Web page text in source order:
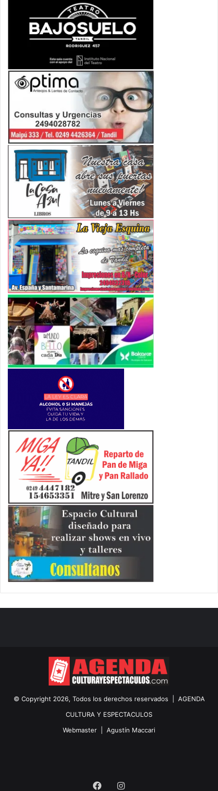
© Copyright 2026, Todos los derechos reservados | AGENDA
CULTURA Y ESPECTACULOS
Webmaster | Agustín Maccari